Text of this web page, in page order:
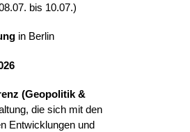
bis 10.07.)
in Berlin
(Geopolitik &
die sich mit den
Entwicklungen und